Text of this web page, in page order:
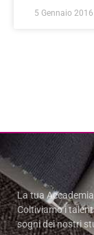
5 Gennaio 2016
La tua
Coltiviamo i
sogni dei nostri